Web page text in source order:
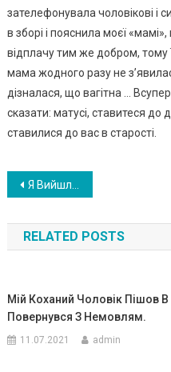
зателефонувала чоловікові і
в зборі і пояснила моєї
відплачу тим же добром, тому
мама жодного разу не
дізналася, що вагітна …
сказати: матусі, ставитеся до
ставилися до вас в старості.
Навигация
по
записям
Я Вийшла На Пенсію, Зібрала Речі Чоловіка І Відправила Його До Мами В Село. Все Життя Я Мріяла Про Розлучення І, Нарешті, Зважилася. Але Наші Дорослі Діти Не Зрозуміли Мого Вчинку
RELATED POSTS
Мій Коханий Чоловік Пішов
Повернувся З Немовлям.
11.07.2021 admin